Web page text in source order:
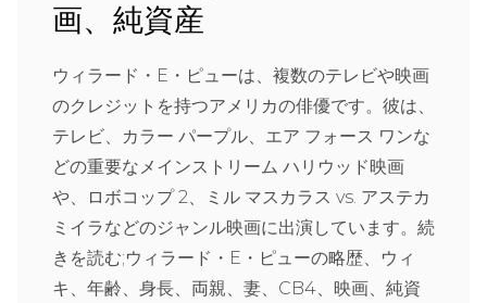
画、純資産
ウィラード・E・ピューは、複数のテレビや映画
のクレジットを持つアメリカの俳優です。彼は、
テレビ、カラー パープル、エア フォース ワンな
どの重要なメインストリーム ハリウッド映画
や、ロボコップ 2、ミル マスカラス vs. アステカ
ミイラなどのジャンル映画に出演しています。続
きを読む;ウィラード・E・ピューの略歴、ウィ
キ、年齢、身長、両親、妻、CB4、映画、純資